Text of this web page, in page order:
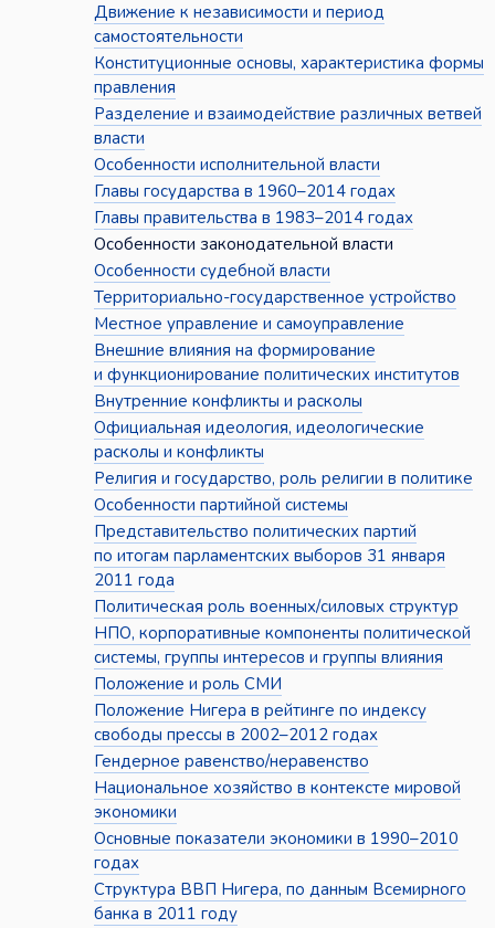
Движение к независимости и период
самостоятельности
Конституционные основы, характеристика формы
правления
Разделение и взаимодействие различных ветвей
власти
Особенности исполнительной власти
Главы государства в 1960–2014 годах
Главы правительства в 1983–2014 годах
Особенности законодательной власти
Особенности судебной власти
Территориально-государственное устройство
Местное управление и самоуправление
Внешние влияния на формирование
и функционирование политических институтов
Внутренние конфликты и расколы
Официальная идеология, идеологические
расколы и конфликты
Религия и государство, роль религии в политике
Особенности партийной системы
Представительство политических партий
по итогам парламентских выборов 31 января
2011 года
Политическая роль военных/силовых структур
НПО, корпоративные компоненты политической
системы, группы интересов и группы влияния
Положение и роль СМИ
Положение Нигера в рейтинге по индексу
свободы прессы в 2002–2012 годах
Гендерное равенство/неравенство
Национальное хозяйство в контексте мировой
экономики
Основные показатели экономики в 1990–2010
годах
Структура ВВП Нигера, по данным Всемирного
банка в 2011 году